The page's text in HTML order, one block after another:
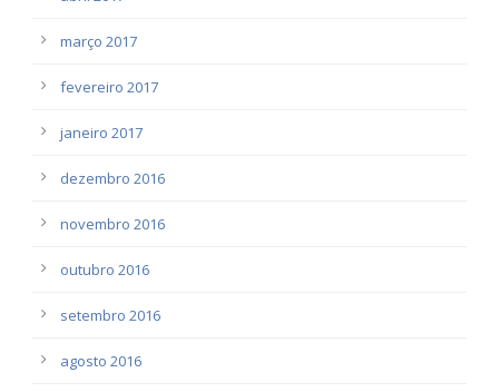
março 2017
fevereiro 2017
janeiro 2017
dezembro 2016
novembro 2016
outubro 2016
setembro 2016
agosto 2016